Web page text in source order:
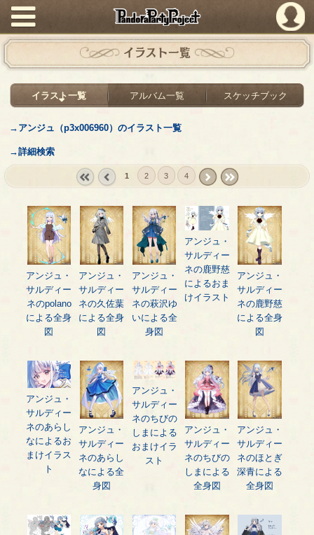
PandoraPartyProject
イラスト一覧
イラスト一覧 アルバム一覧 スケッチブック
→アンジュ（p3x006960）のイラスト一覧
→詳細検索
prev
1 2 3 4
アンジュ・
サルディー
ネのpolano
による全身
図
アンジュ・
サルディー
ネの久佐葉
による全身
図
アンジュ・
サルディー
ネの萩沢ゆ
いによる全
身図
アンジュ・
サルディー
ネの鹿野慈
によるおま
けイラスト
アンジュ・
サルディー
ネの鹿野慈
による全身
図
アンジュ・
サルディー
ネのあらし
なによるお
まけイラス
ト
アンジュ・
サルディー
ネのあらし
なによる全
身図
アンジュ・
サルディー
ネのちびの
しまによる
おまけイラ
スト
アンジュ・
サルディー
ネのちびの
しまによる
全身図
アンジュ・
サルディー
ネのほとぎ
深青による
全身図